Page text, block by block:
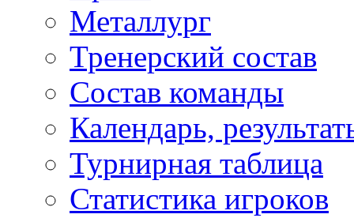
Металлург
Тренерский состав
Состав команды
Календарь,
Турнирная таблица
Статистика игроков